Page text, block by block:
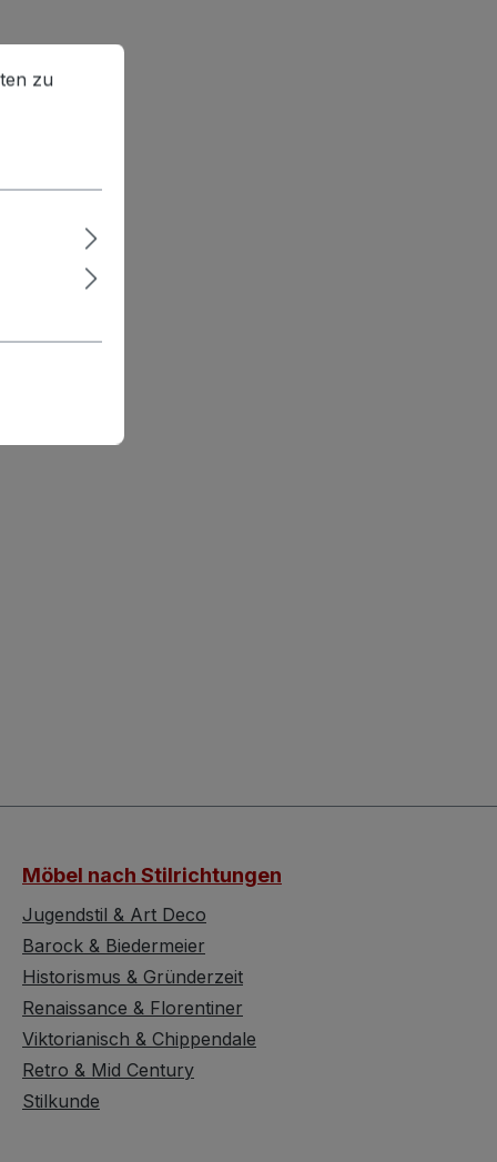
Möbel nach Stilrichtungen
Jugendstil & Art Deco
Barock & Biedermeier
Historismus & Gründerzeit
Renaissance & Florentiner
Viktorianisch & Chippendale
Retro & Mid Century
Stilkunde
zu können.
Mehr Informationen ...
zu